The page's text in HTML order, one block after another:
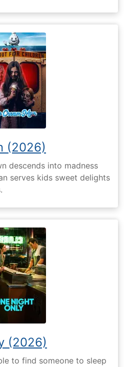
(2026)
descends into madness
serves kids sweet delights
(2026)
to find someone to sleep